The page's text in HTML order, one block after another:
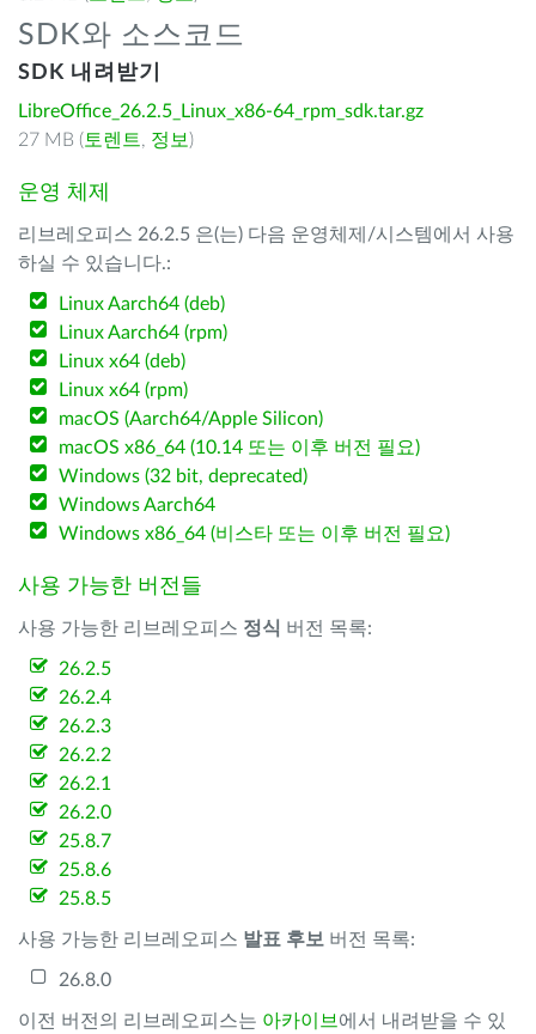
SDK와 소스코드
SDK 내려받기
LibreOffice_26.2.5_Linux_x86-64_rpm_sdk.tar.gz
27 MB ( 토렌트, 정보 )
운영 체제
리브레오피스 26.2.5 은(는) 다음 운영체제/시스템에서 사용
하실 수 있습니다.:
Linux Aarch64 (deb)
Linux Aarch64 (rpm)
Linux x64 (deb)
Linux x64 (rpm)
macOS (Aarch64/Apple Silicon)
macOS x86_64 (10.14 또는 이후 버전 필요)
Windows (32 bit, deprecated)
Windows Aarch64
Windows x86_64 (비스타 또는 이후 버전 필요)
사용 가능한 버전들
사용 가능한 리브레오피스 정식 버전 목록:
26.2.5
26.2.4
26.2.3
26.2.2
26.2.1
26.2.0
25.8.7
25.8.6
25.8.5
사용 가능한 리브레오피스 발표 후보 버전 목록:
26.8.0
이전 버전의 리브레오피스는 아카이브 에서 내려받을 수 있